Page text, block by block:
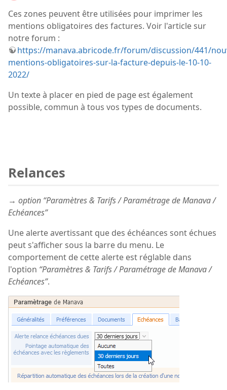
Ces zones peuvent être utilisées pour imprimer les
mentions obligatoires des factures. Voir l'article sur
notre forum :
https://manava.abricode.fr/forum/discussion/441/
mentions-obligatoires-sur-la-facture-depuis-le-10-10-
2022/
Un texte à placer en pied de page est également
possible, commun à tous vos types de documents.
Relances
→ option “Paramètres & Tarifs / Paramétrage de Manava /
Echéances”
Une alerte avertissant que des échéances sont échues
peut s'afficher sous la barre du menu. Le
comportement de cette alerte est réglable dans
l'option “Paramètres & Tarifs / Paramétrage de Manava /
Echéances”.